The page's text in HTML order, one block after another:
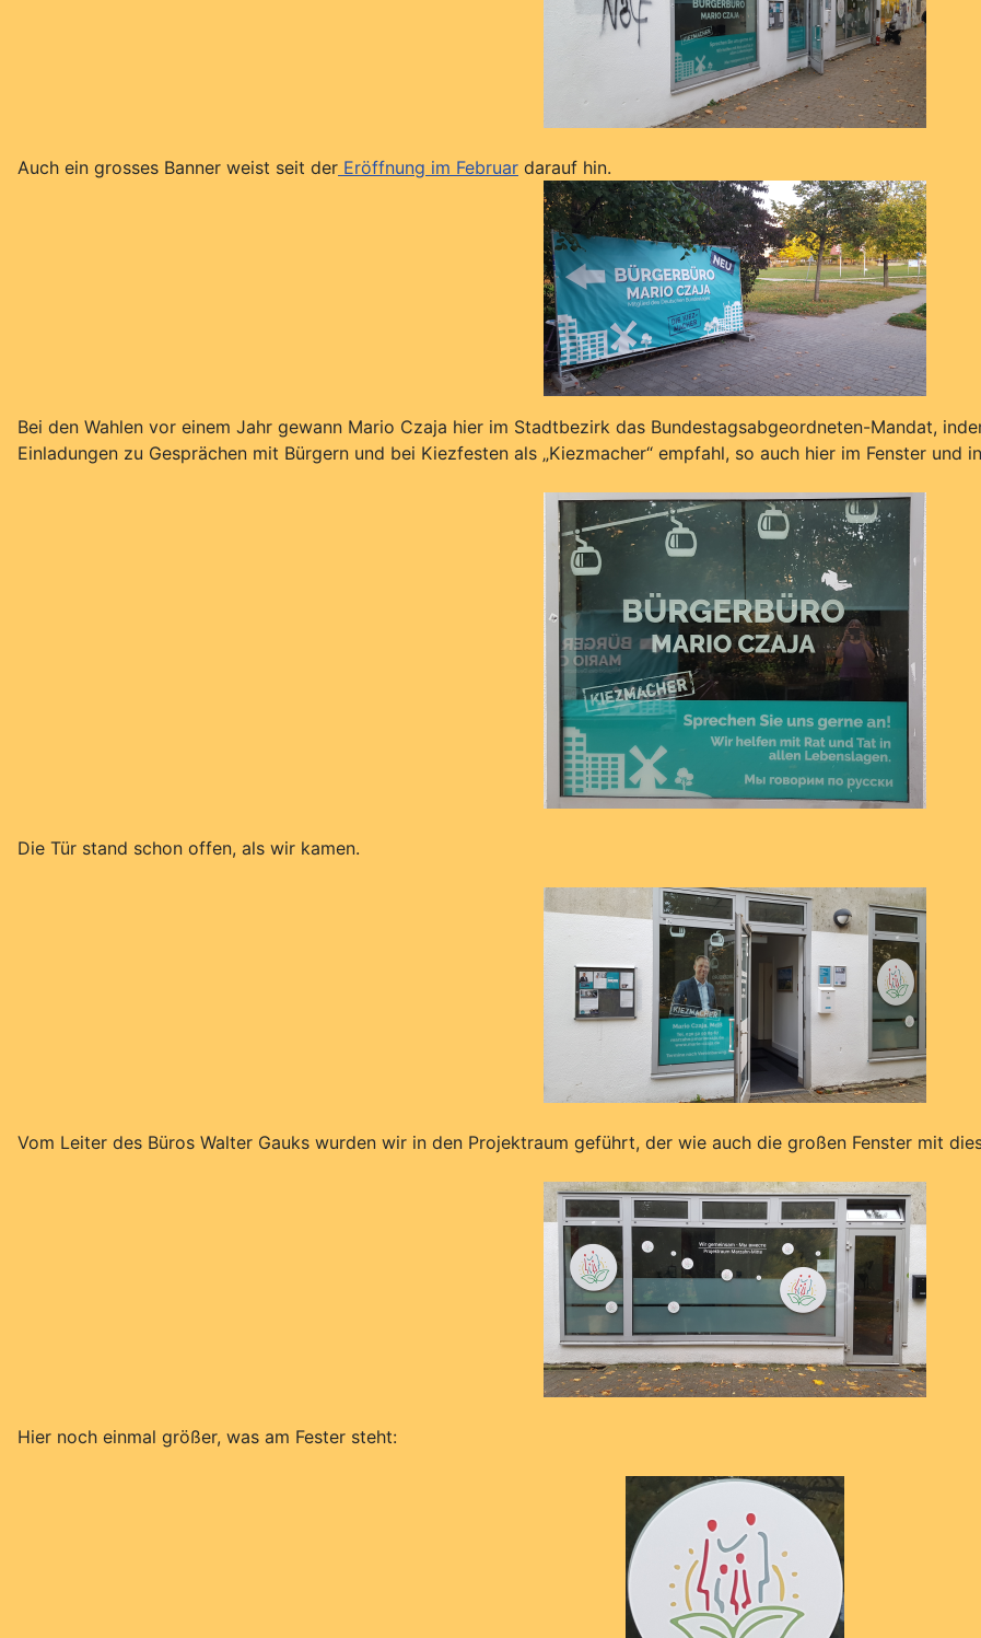
Auch ein grosses Banner weist seit der Eröffnung im Februar darauf hin.
Bei den Wahlen vor einem Jahr gewann Mario Czaja hier im Stadtbezirk das Bundestagsabgeordneten-Mandat,
Einladungen zu Gesprächen mit Bürgern und bei Kiezfesten als „Kiezmacher“ empfahl, so auch hier im Fenster und
Die Tür stand schon offen, als wir kamen.
Vom Leiter des Büros Walter Gauks wurden wir in den Projektraum geführt, der wie auch die großen Fenster mit
Hier noch einmal größer, was am Fester steht: